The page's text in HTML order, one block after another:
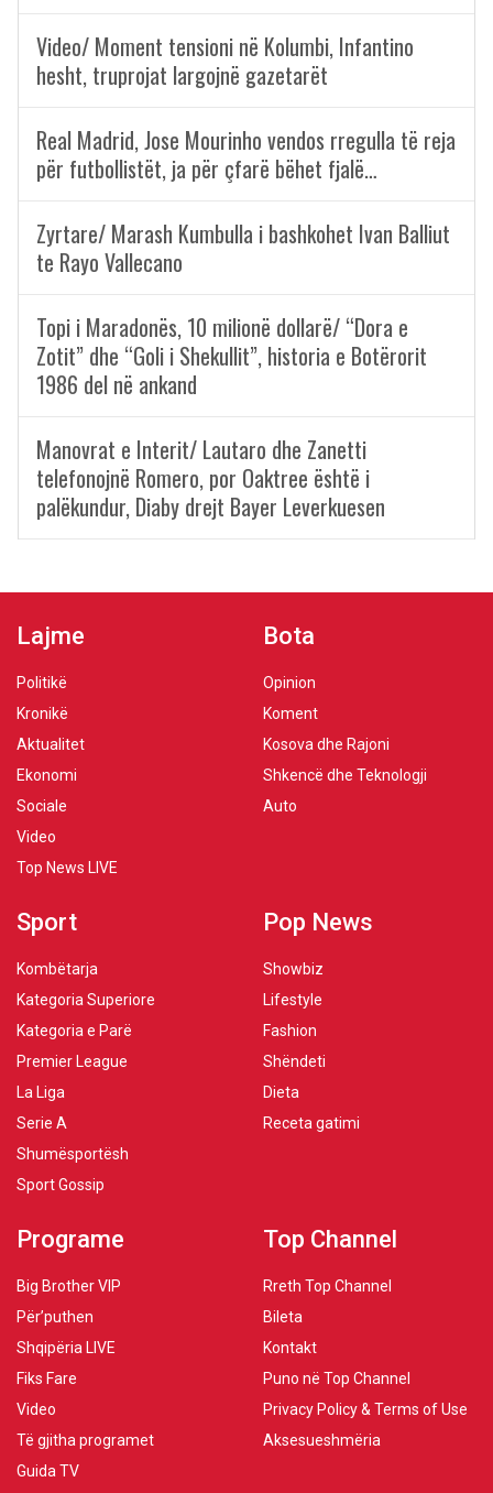
Video/ Moment tensioni në Kolumbi, Infantino
hesht, truprojat largojnë gazetarët
Real Madrid, Jose Mourinho vendos rregulla të reja
për futbollistët, ja për çfarë bëhet fjalë…
Zyrtare/ Marash Kumbulla i bashkohet Ivan Balliut
te Rayo Vallecano
Topi i Maradonës, 10 milionë dollarë/ “Dora e
Zotit” dhe “Goli i Shekullit”, historia e Botërorit
1986 del në ankand
Manovrat e Interit/ Lautaro dhe Zanetti
telefonojnë Romero, por Oaktree është i
palëkundur, Diaby drejt Bayer Leverkuesen
Lajme
Politikë
Kronikë
Aktualitet
Ekonomi
Sociale
Video
Top News LIVE
Bota
Opinion
Koment
Kosova dhe Rajoni
Shkencë dhe Teknologji
Auto
Sport
Kombëtarja
Kategoria Superiore
Kategoria e Parë
Premier League
La Liga
Serie A
Shumësportësh
Sport Gossip
Pop News
Showbiz
Lifestyle
Fashion
Shëndeti
Dieta
Receta gatimi
Programe
Big Brother VIP
Për’puthen
Shqipëria LIVE
Fiks Fare
Video
Të gjitha programet
Guida TV
Top Channel
Rreth Top Channel
Bileta
Kontakt
Puno në Top Channel
Privacy Policy & Terms of Use
Aksesueshmëria